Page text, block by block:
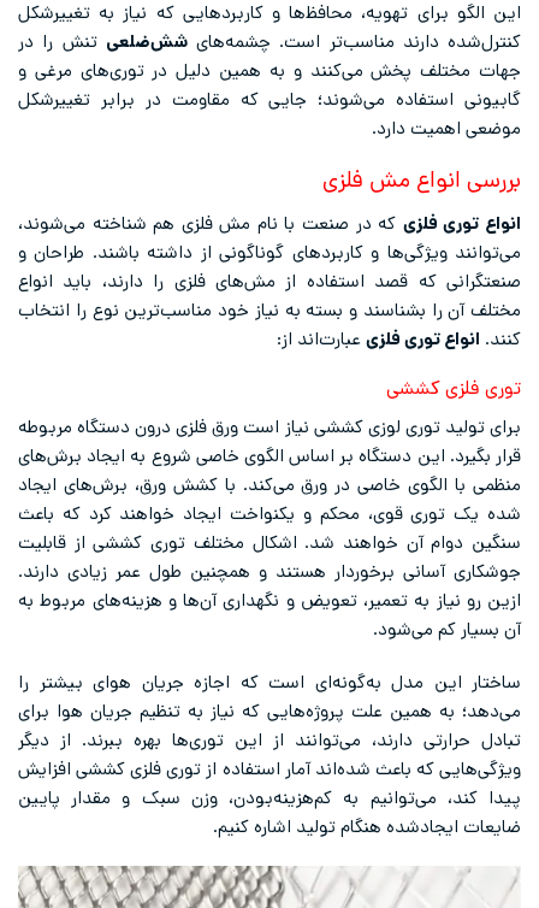
این الگو برای تهویه، محافظ‌ها و کاربردهایی که نیاز به تغییرشکل
کنترل‌شده دارند مناسب‌تر است. چشمه‌هایشش‌ضلعی تنش را در
جهات مختلف پخش می‌کنند و به همین دلیل در توری‌های مرغی و
گابیونی استفاده می‌شوند؛ جایی که مقاومت در برابر تغییرشکل
موضعی اهمیت دارد.
بررسی انواع مش فلزی
انواع توری فلزی که در صنعت با نام مش فلزی هم شناخته می‌شوند،
می‌توانند ویژگی‌ها و کاربردهای گوناگونی از داشته باشند. طراحان و
صنعتگرانی که قصد استفاده از مش‌های فلزی را دارند، باید انواع
مختلف آن را بشناسند و بسته به نیاز خود مناسب‌ترین نوع را انتخاب
کنند. انواع توری فلزیعبارت‌اند از:
توری فلزی کششی
برای تولید توری لوزی کششی نیاز است ورق‌ فلزی درون دستگاه مربوطه
قرار بگیرد. این دستگاه بر اساس الگوی خاصی شروع به ایجاد برش‌های
منظمی با الگوی خاصی در ورق می‌کند. با کشش ورق، برش‌های ایجاد
شده یک توری قوی، محکم و یکنواخت ایجاد خواهند کرد که باعث
سنگین دوام آن خواهند شد. اشکال مختلف توری کششی از قابلیت
جوشکاری آسانی برخوردار هستند و همچنین طول عمر زیادی دارند.
ازین رو نیاز به تعمیر، تعویض و نگهداری آن‌ها و هزینه‌های مربوط به
آن بسیار کم می‌شود.
ساختار این مدل به‌گونه‌ای است که اجازه جریان هوای بیشتر را
می‌دهد؛ به همین علت پروژه‌هایی که نیاز به تنظیم جریان هوا برای
تبادل حرارتی دارند، می‌توانند از این توری‌ها بهره ببرند. از دیگر
ویژگی‌هایی که باعث شده‌اند آمار استفاده از توری فلزی کششی افزایش
پیدا کند، می‌توانیم به کم‌هزینه‌بودن، وزن سبک و مقدار پایین
ضایعات ایجادشده هنگام تولید اشاره کنیم.